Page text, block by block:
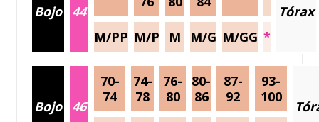
Bojo 44
Tórax
M/PP M/P M M/G M/GG *
Bojo 46
70-
74
74-
78
76-
80
80-
86
87-
92
93-
100